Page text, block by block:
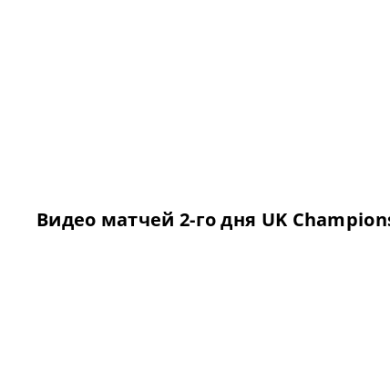
Видео матчей 2-го дня UK